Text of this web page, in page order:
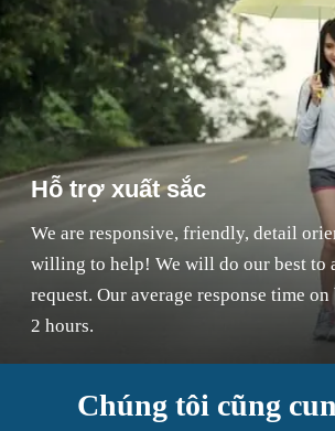
Hỗ trợ xuất sắc
We are responsive, friendly, detail
willing to help! We will do our best to
request. Our average response time on
2 hours.
Chúng tôi cũng